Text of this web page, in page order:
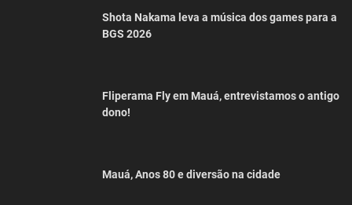
Shota Nakama leva a música dos games para a
BGS 2026
Fliperama Fly em Mauá, entrevistamos o antigo
dono!
Mauá, Anos 80 e diversão na cidade